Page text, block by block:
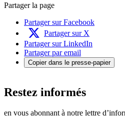
Partager la page
Partager sur Facebook
Partager sur X
Partager sur LinkedIn
Partager par email
Copier dans le presse-papier
Restez informés
en vous abonnant à notre lettre